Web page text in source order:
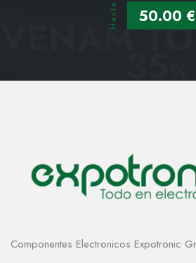
Hasta 50.00 €
VENAM
35
Componentes Electronicos Expotronic